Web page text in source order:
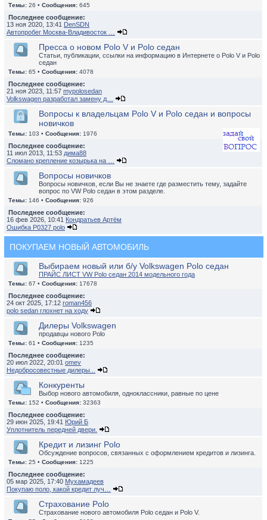
Темы: 26 • Сообщения: 645
Последнее сообщение:
13 ноя 2020, 13:41 DenSDN
Автопробег Москва-Владивосток …
Пресса о новом Polo V и Polo седан
Статьи, публикации, ссылки на информацию в Интернете о Polo V и Polo
седан
Темы: 65 • Сообщения: 4078
Последнее сообщение:
21 ноя 2023, 11:57 mypolosedan
Volkswagen разработал замену д…
Вопросы к владельцам Polo V и Polo седан и вопросы
новичков
Темы: 103 • Сообщения: 1976
Последнее сообщение:
11 июл 2013, 11:53 дима88
Сломано крепление козырька на …
Вопросы новичков
Вопросы новичков, если Вы не знаете где разместить тему, задайте
вопрос по VW Polo седан в этом разделе.
Темы: 146 • Сообщения: 926
Последнее сообщение:
16 фев 2026, 10:41 Кондратьев Артём
Ошибка P0327 polo
ПОКУПАЕМ НОВЫЙ АВТОМОБИЛЬ
Выбираем новый или б/у Volkswagen Polo седан
ПРАЙС ЛИСТ VW Polo седан 2014 модельного года
Темы: 67 • Сообщения: 17678
Последнее сообщение:
24 окт 2025, 17:12 roman456
polo sedan глохнет на ходу
Дилеры Volkswagen
продавцы нового Polo
Темы: 61 • Сообщения: 1235
Последнее сообщение:
20 июл 2022, 20:01 omev
Недобросовестные дилеры...
Конкуренты
Выбор нового автомобиля, одноклассники, равные по цене
Темы: 152 • Сообщения: 32363
Последнее сообщение:
29 июн 2025, 19:41 Юрий Б
Уплотнитель передней двери.
Кредит и лизинг Polo
Обсуждение вопросов, связанных с оформлением кредитов и лизинга.
Темы: 25 • Сообщения: 1225
Последнее сообщение:
05 мар 2025, 17:40 Мухамадеев
Покупаю поло, какой кредит луч…
Страхование Polo
Страхование нового автомобиля Polo седан и Polo V.